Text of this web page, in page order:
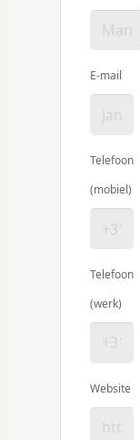
E-mail
Telefoon
(mobiel)
Telefoon
(werk)
Website